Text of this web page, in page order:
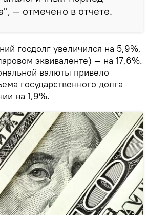
— отмечено в отчете.
госдолг увеличился на 5,9%,
эквиваленте) — на 17,6%.
валюты привело
государственного долга
на 1,9%.